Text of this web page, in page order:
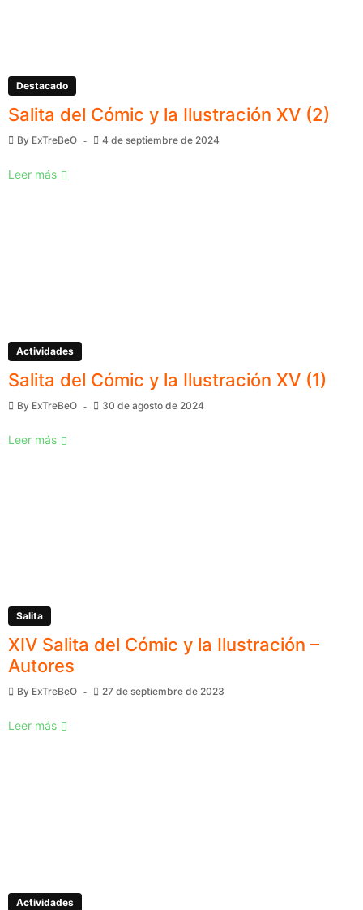
Destacado
Salita del Cómic y la Ilustración XV (2)
By ExTreBeO 4 de septiembre de 2024
Leer más
Actividades
Salita del Cómic y la Ilustración XV (1)
By ExTreBeO 30 de agosto de 2024
Leer más
Salita
XIV Salita del Cómic y la Ilustración –
Autores
By ExTreBeO 27 de septiembre de 2023
Leer más
Actividades